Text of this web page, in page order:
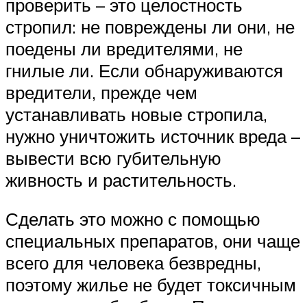
проверить – это целостность
стропил: не повреждены ли они, не
поедены ли вредителями, не
гнилые ли. Если обнаруживаются
вредители, прежде чем
устанавливать новые стропила,
нужно уничтожить источник вреда –
вывести всю губительную
живность и растительность.
Сделать это можно с помощью
специальных препаратов, они чаще
всего для человека безвредны,
поэтому жилье не будет токсичным